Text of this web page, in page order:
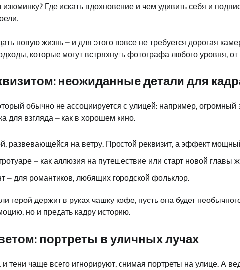
Где искать вдохновение и чем удивить себя и
новую жизнь – и для этого вовсе не требуется дорогая
которые могут встряхнуть фотографа любого уровня,
неожиданные детали для
обычно не ассоциируется с улицей: например,
для взгляда – как в хорошем кино.
развевающейся на ветру. Простой реквизит, а эффект
– как аллюзия на путешествие или старт новой главы
– для романтиков, любящих городской фольклор.
герой держит в руках чашку кофе, пусть она будет
но и предать кадру историю.
портреты в уличных лучах
тени чаще всего игнорируют, снимая портреты на улице. А